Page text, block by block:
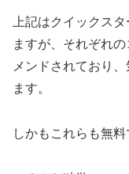
上記はクイックス
ますが、それぞれ
メンドされており
ます。
しかもこれらも無料